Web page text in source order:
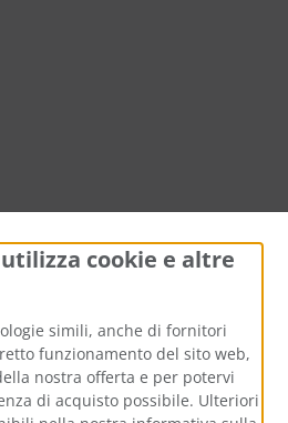
cookie e altre
simili, anche di fornitori
funzionamento del sito web,
nostra offerta e per potervi
di acquisto possibile. Ulteriori